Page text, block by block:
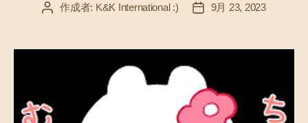
投 作成者: K&K International :)
投 9月 23, 2023